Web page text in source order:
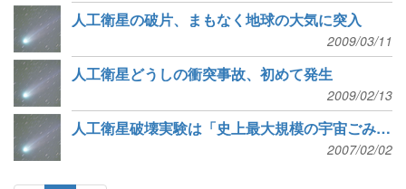
人工衛星の破片、まもなく地球の大気に突入
2009/03/11
人工衛星どうしの衝突事故、初めて発生
2009/02/13
人工衛星破壊実験は「史上最大規模の宇宙ごみ投棄」
2007/02/02